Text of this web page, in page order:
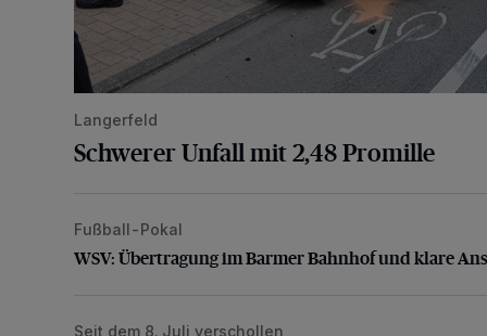
Langerfeld
Schwerer Unfall mit 2,48 Promille
WSV: Übertragung im Barmer Bahnhof und klare
Fußball-Pokal
WSV: Übertragung im Barmer Bahnhof und klare
Seit dem 8. Juli verschollen